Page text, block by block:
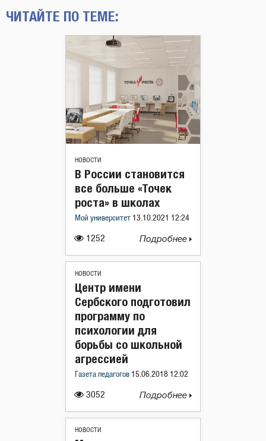
ЧИТАЙТЕ ПО ТЕМЕ:
НОВОСТИ
1252
В России становится
все больше «Точек
роста» в школах
Мой университет 13.10.2021 12:24
Подробнее
НОВОСТИ
3052
Центр имени
Сербского подготовил
программу по
психологии для
борьбы со школьной
агрессией
Газета педагогов 15.06.2018 12:02
Подробнее
НОВОСТИ